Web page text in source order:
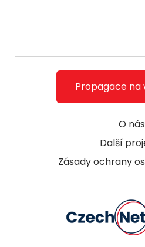
O nás
Další
Zásady ochrany
Propagace na